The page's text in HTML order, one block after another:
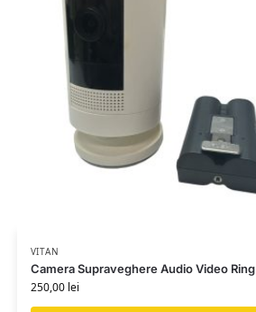
VITAN
Camera Supraveghere Audio Video Ring
250,00 lei